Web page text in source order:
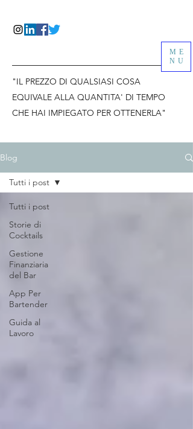
"IL PREZZO DI QUALSIASI COSA
EQUIVALE ALLA QUANTITA' DI TEMPO
CHE HAI IMPIEGATO PER OTTENERLA"
ME
NU
Blog
Tutti i post
Storie di
Cocktails
Gestione
Finanziaria
del Bar
App Per
Bartender
Guida al
Lavoro
Tutti i post